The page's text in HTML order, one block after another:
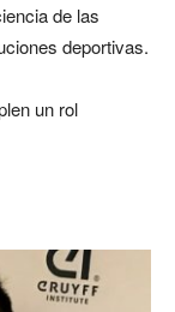
de las
deportivas.
un rol